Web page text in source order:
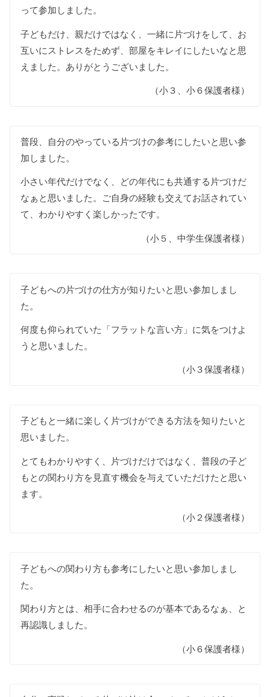
って参加しました。
子どもだけ、親だけではなく、一緒に片づけをして、お
互いにストレスをためず、部屋をキレイにしたいなと思
えました。ありがとうございました。
（小３、小６保護者様）
普段、自分のやっている片づけの参考にしたいと思い参
加しました。
小さい年代だけでなく、どの年代にも共通する片づけだ
なぁと思いました。ご自身の経験も交えてお話されてい
て、わかりやすく楽しかったです。
（小５、中学生保護者様）
子どもへの片づけの仕方が知りたいと思い参加しまし
た。
何度も仰られていた「フラットな言い方」に気をつけよ
うと思いました。
（小３保護者様）
子どもと一緒に楽しく片づけができる方法を知りたいと
思いました。
とてもわかりやすく、片づけだけではなく、普段の子ど
もとの関わり方を見直す機会を与えていただけたと思い
ます。
（小２保護者様）
子どもへの関わり方も参考にしたいと思い参加しまし
た。
関わり方とは、相手に合わせるのが基本であるなぁ、と
再認識しました。
（小６保護者様）